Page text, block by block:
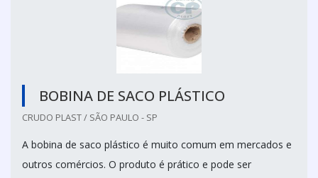
BOBINA DE SACO PLÁSTICO
CRUDO PLAST / SÃO PAULO - SP
A bobina de saco plástico é muito comum em mercados e
outros comércios. O produto é prático e pode ser